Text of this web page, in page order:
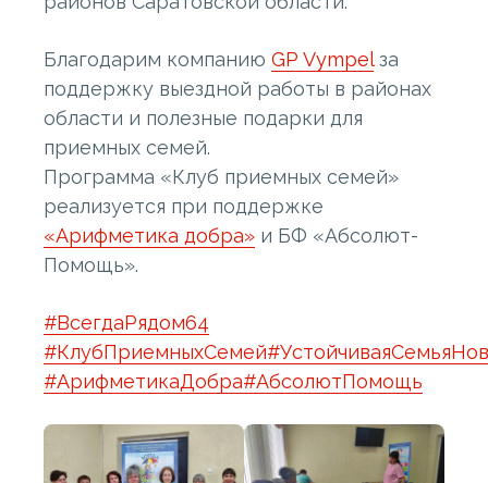
Благодарим компанию GP Vympelза
поддержку выездной работы в районах
области и полезные подарки для
приемных семей.
Программа «Клуб приемных семей»
реализуется при поддержке
«Арифметика добра» и БФ «Абсолют-
Помощь».
#ВсегдаРядом64
#КлубПриемныхСемей
#АрифметикаДобра#АбсолютПомощь